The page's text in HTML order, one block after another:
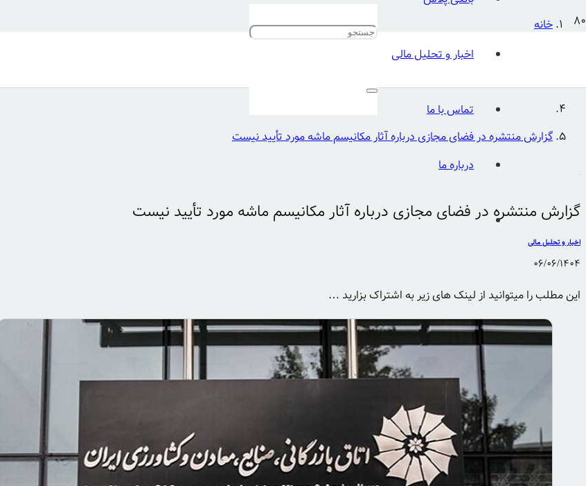
اخبار و تحلیل مالی
تماس با ما
درباره ما
خانه
گزارش منتشره در فضای مجازی درباره آثار مکانیسم ماشه مورد تأیید نیست
گزارش منتشره در فضای مجازی درباره آثار مکانیسم ماشه مورد تأیید نیست
اخبار و تحلیل مالی
06/06/1404
این مطلب را میتوانید از لینک های زیر به اشتراک بزارید …